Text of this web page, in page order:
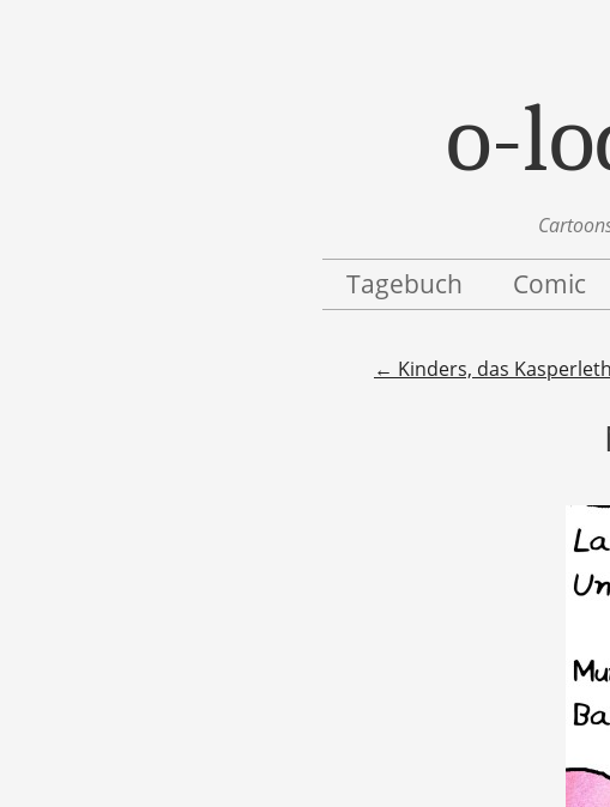
o-
Tagebuch Comic
Beitragsnavigation
← Kinders, das